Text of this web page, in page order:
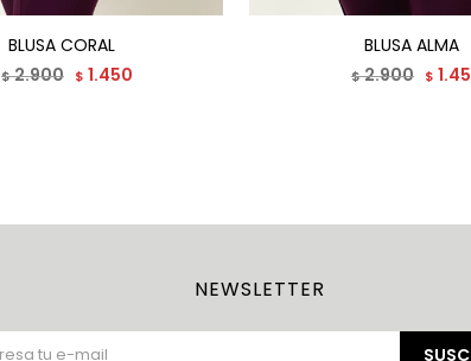
BLUSA CORAL
$2.900 $ 1.450
BLUSA ALMA
$2.900 $
NEWSLETTER